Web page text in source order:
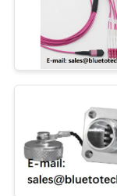
SITEMAP
PRIVACY